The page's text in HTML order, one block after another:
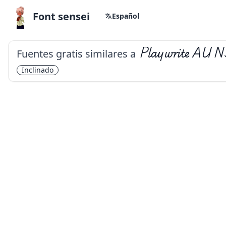
Font sensei Español
Fuentes gratis similares a Playwrite AU
Inclinado